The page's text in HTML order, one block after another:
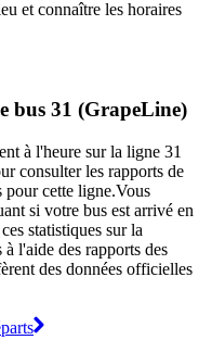
et connaître les horaires
bus 31 (GrapeLine)
à l'heure sur la ligne 31
consulter les rapports de
pour cette ligne.Vous
si votre bus est arrivé en
statistiques sur la
l'aide des rapports des
des données officielles